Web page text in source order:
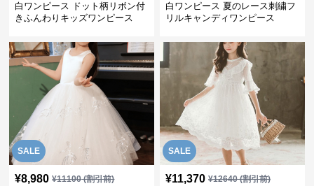
白ワンピース ドット柄リボン付
きふんわりキッズワンピース
白ワンピース 夏のレース刺繍フ
リルキャンディワンピース
SALE
¥8,980 ¥11100(割引前)
SALE
¥11,370 ¥12640(割引前)